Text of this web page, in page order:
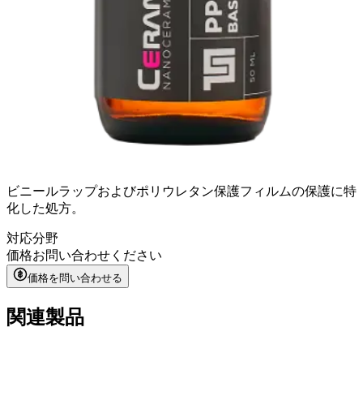
ビニールラップおよびポリウレタン保護フィルムの保護に特
化した処方。
対応分野
価格お問い合わせください
価格を問い合わせる
関連製品